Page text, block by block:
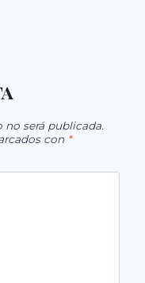
será publicada.
con *